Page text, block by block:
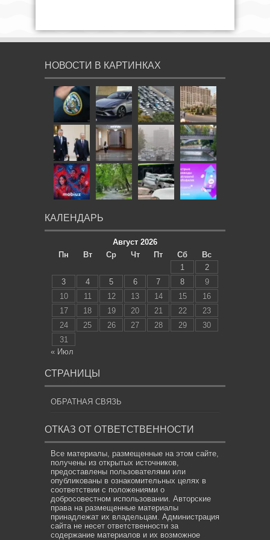
НОВОСТИ В КАРТИНКАХ
КАЛЕНДАРЬ
Август 2026
Пн
Вт Ср Чт Пт Сб
Вс
1
2
3
4 5 6 7 8
9
10
11 12 13 14 15
16
17
18 19 20 21 22
23
24
25 26 27 28 29
30
31
« Июл
СТРАНИЦЫ
ОБРАТНАЯ СВЯЗЬ
ОТКАЗ ОТ ОТВЕТСТВЕННОСТИ
Все материалы, размещенные на этом сайте,
получены из открытых источников,
предоставлены пользователями или
опубликованы в ознакомительных целях в
соответствии с положениями о
добросовестном использовании. Авторские
права на размещенные материалы
принадлежат их владельцам. Администрация
сайта не несет ответственности за
содержание материалов и их возможное